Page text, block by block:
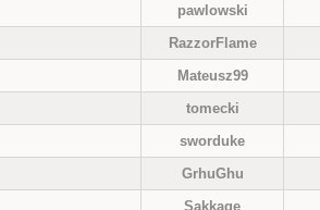
pawlowski
RazzorFlame
Mateusz99
tomecki
sworduke
GrhuGhu
Sakkage